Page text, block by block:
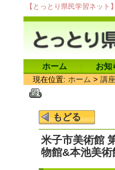
【とっとり県民学習ネット
ホーム お知
現在位置: ホーム > 講
米子市美術館
物館&本池美術